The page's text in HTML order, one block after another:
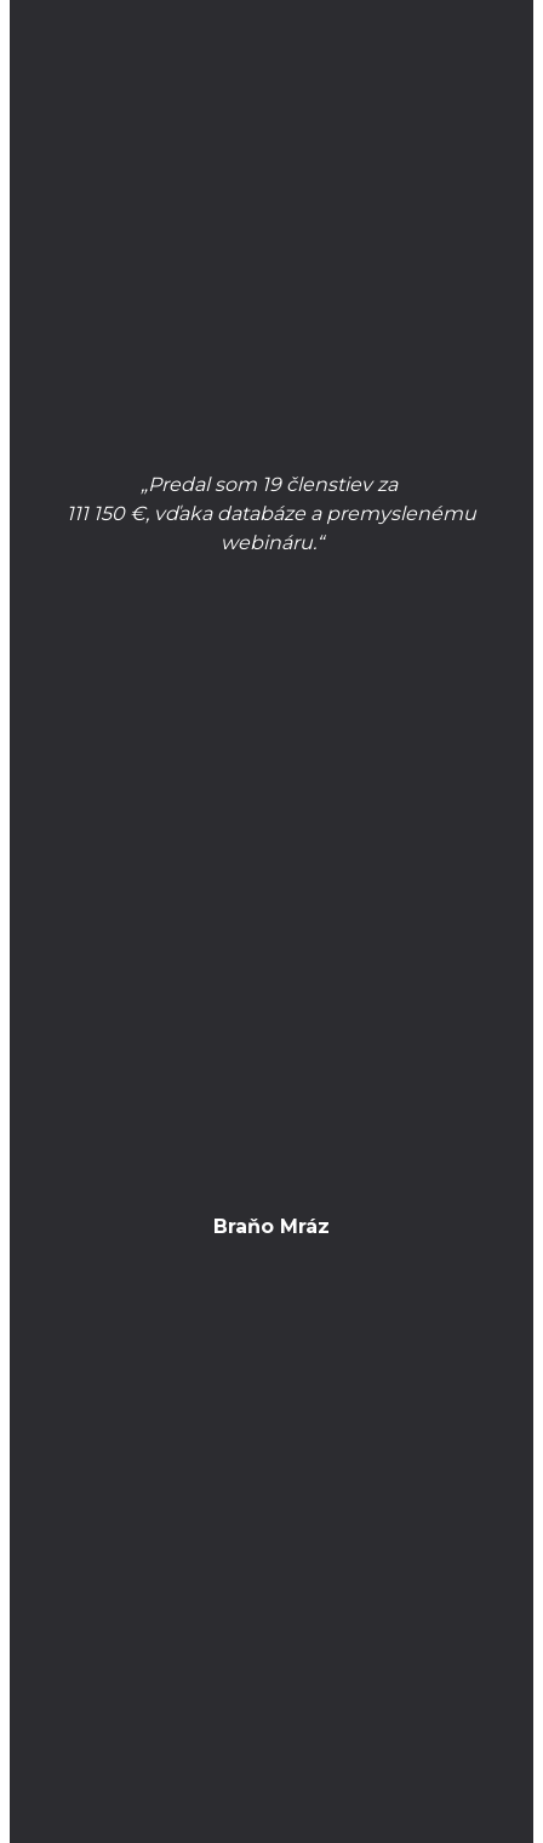
„Predal som 19 členstiev za
111 150 €, vďaka databáze a premyslenému
webináru.“
Braňo Mráz